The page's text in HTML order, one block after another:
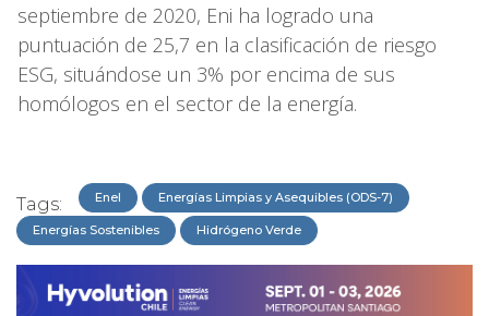
septiembre de 2020, Eni ha logrado una
puntuación de 25,7 en la clasificación de riesgo
ESG, situándose un 3% por encima de sus
homólogos en el sector de la energía.
Tags: Enel Energías Limpias y Asequibles (ODS-7)
Energías Sostenibles Hidrógeno Verde